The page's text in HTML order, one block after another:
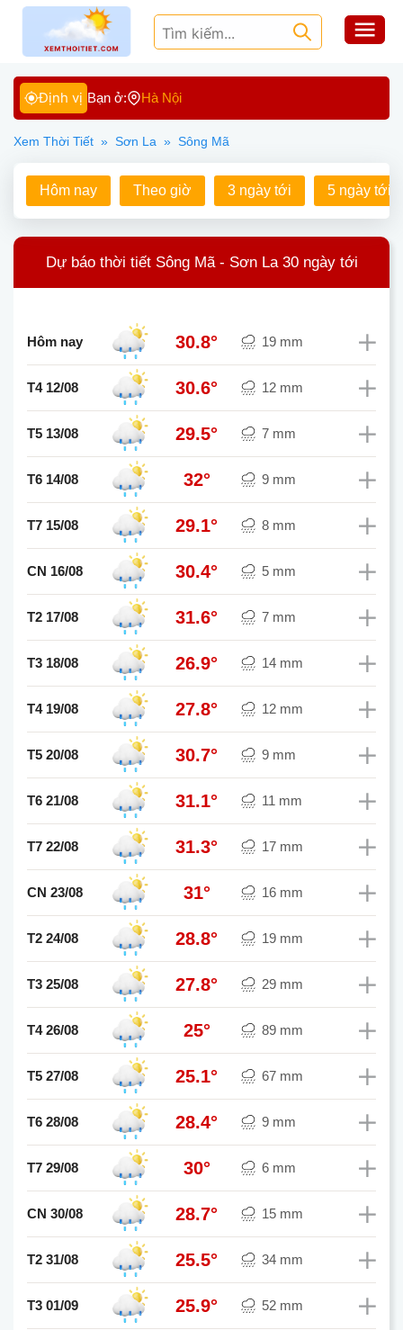
Định vị Bạn ở: Hà Nội
Xem Thời Tiết » Sơn La » Sông Mã
Hôm nay Theo giờ 3 ngày tới 5 ngày tới
Dự báo thời tiết Sông Mã - Sơn La 30 ngày tới
Hôm nay 30.8° 19 mm
T4 12/08 30.6° 12 mm
T5 13/08 29.5° 7 mm
T6 14/08 32° 9 mm
T7 15/08 29.1° 8 mm
CN 16/08 30.4° 5 mm
T2 17/08 31.6° 7 mm
T3 18/08 26.9° 14 mm
T4 19/08 27.8° 12 mm
T5 20/08 30.7° 9 mm
T6 21/08 31.1° 11 mm
T7 22/08 31.3° 17 mm
CN 23/08 31° 16 mm
T2 24/08 28.8° 19 mm
T3 25/08 27.8° 29 mm
T4 26/08 25° 89 mm
T5 27/08 25.1° 67 mm
T6 28/08 28.4° 9 mm
T7 29/08 30° 6 mm
CN 30/08 28.7° 15 mm
T2 31/08 25.5° 34 mm
T3 01/09 25.9° 52 mm